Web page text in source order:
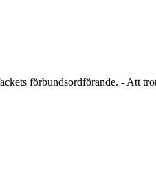
förbundsordförande. - Att